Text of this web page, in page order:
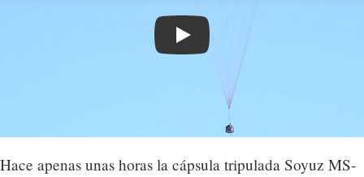
Play
Hace apenas unas horas la cápsula tripulada Soyuz MS-